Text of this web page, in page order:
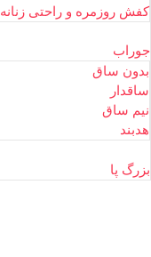
کفش روزمره و راحتی زنانه
جوراب
بدون ساق
ساقدار
نیم ساق
هدبند
بزرگ پا